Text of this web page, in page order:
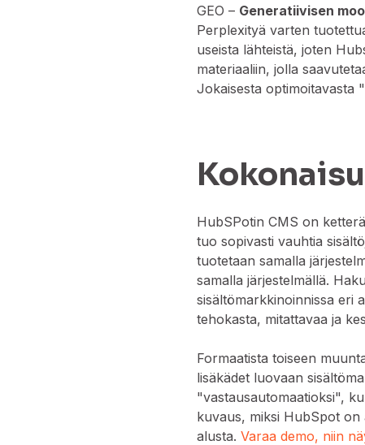
GEO – Generatiivisen
Perplexityä varten
useista lähteistä, joten
materiaaliin, jolla
Jokaisesta optimoitavasta
HubSPotin CMS on
tuo sopivasti vauhtia
tuotetaan samalla
samalla järjestelmällä.
sisältömarkkinoinnissa eri
tehokasta, mitattavaa ja
Formaatista toiseen
lisäkädet luovaan
"vastausautomaatioksi",
kuvaus, miksi HubSpot on
alusta.Varaa demo, niin